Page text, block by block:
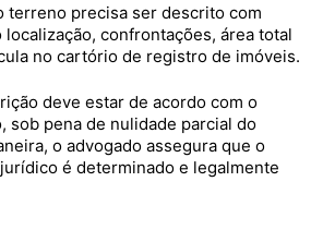
terreno precisa ser descrito com
confrontações, área total
no cartório de registro de imóveis.
deve estar de acordo com o
sob pena de nulidade parcial do
o advogado assegura que o
é determinado e legalmente